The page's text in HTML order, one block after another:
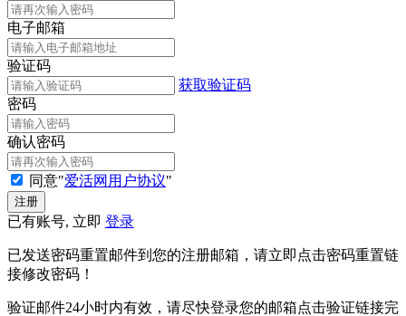
电子邮箱
验证码
获取验证码
密码
确认密码
同意"爱活网用户协议"
已有账号, 立即 登录
已发送密码重置邮件到您的注册邮箱，请立即点击密码重置链
接修改密码！
验证邮件24小时内有效，请尽快登录您的邮箱点击验证链接完